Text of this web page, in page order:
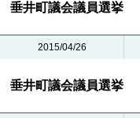
垂井町議会議員選挙
2015/04/26
垂井町議会議員選挙